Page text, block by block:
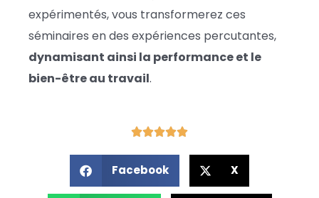
expérimentés, vous transformerez ces
séminaires en des expériences percutantes,
dynamisant ainsi la performance et le
bien-être au travail.
Facebook X